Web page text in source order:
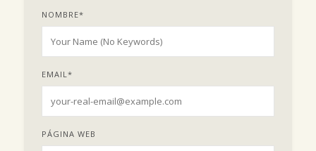
NOMBRE*
EMAIL*
PÁGINA WEB